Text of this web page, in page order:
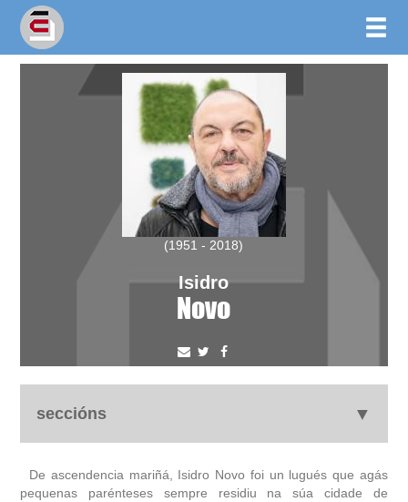
(1951 - 2018)
Isidro
Novo
seccións
autobiografía
De ascendencia mariñá, Isidro Novo foi un lugués que agás
pequenas parénteses sempre residiu na súa cidade de